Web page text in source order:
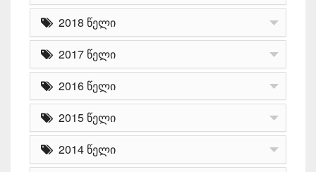
2018 წელი
2017 წელი
2016 წელი
2015 წელი
2014 წელი